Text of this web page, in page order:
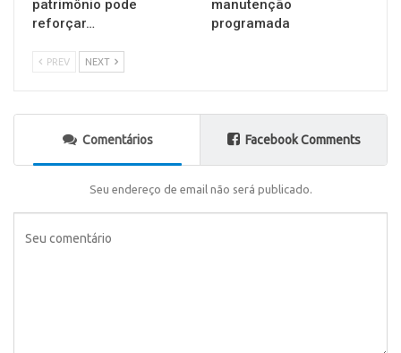
patrimônio pode
reforçar…
manutenção
programada
PREV NEXT
Comentários Facebook Comments
Seu endereço de email não será publicado.